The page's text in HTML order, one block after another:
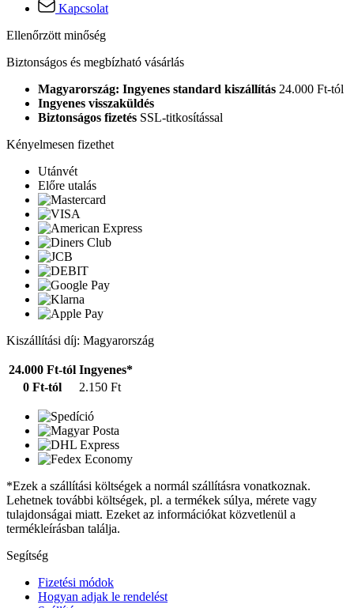
Kapcsolat
Ellenőrzött minőség
Biztonságos és megbízható vásárlás
Magyarország: Ingyenes standard kiszállítás 24.000 Ft-tól
Ingyenes visszaküldés
Biztonságos fizetés SSL-titkosítással
Kényelmesen fizethet
Utánvét
Előre utalás
Kiszállítási díj: Magyarország
24.000 Ft-tól Ingyenes*
0 Ft-tól
2.150 Ft
*Ezek a szállítási költségek a normál szállításra vonatkoznak.
Lehetnek további költségek, pl. a termékek súlya, mérete vagy
tulajdonságai miatt. Ezeket az információkat közvetlenül a
termékleírásban találja.
Segítség
Fizetési módok
Hogyan adjak le rendelést